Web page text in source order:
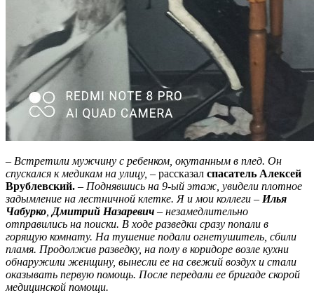
– Встретили мужчину с ребенком, окутанным в плед. Он
спускался к медикам на улицу, – рассказал спасатель Алексей
Врублевский. – Поднявшись на 9-ый этаж, увидели плотное
задымление на лестничной клетке. Я и мои коллеги – Илья
Чабурко Дмитрий Назаревич – незамедлительно
отправились на поиски. В ходе разведки сразу попали в
горящую комнату. На тушение подали огнетушитель, сбили
пламя. Продолжив разведку, на полу в коридоре возле кухни
обнаружили женщину, вынесли ее на свежий воздух и стали
оказывать первую помощь. После передали ее бригаде скорой
медицинской помощи.